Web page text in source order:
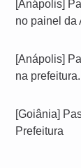
[Anápolis]
no painel da
[Anápolis]
na prefeitura.
[Goiânia]
Prefeitura